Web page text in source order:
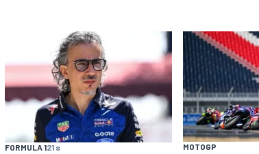
FORMULA 121 s MOTOGP